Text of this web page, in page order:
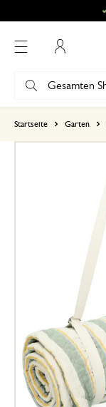
Startseite Garten